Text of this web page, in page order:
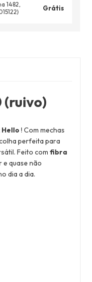
1482,
Grátis
(ruivo)
Hello! Com mechas
perfeita para
Feito com fibra
e quase não
dia a dia.